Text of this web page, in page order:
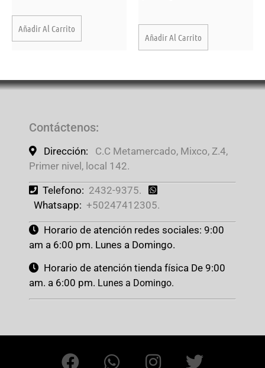
Añadir Al Carrito
Añadir Al Carrito
Contáctenos:
Dirección:
C.C Metamercado, Mixco, Z.4,
Primer nivel, local 142.
Telefono: 2432-9375.
Whatsapp: +50247412305.
Horario de atención redes sociales: 9:00
am a 6:00 pm. Lunes a Domingo.
Horario de atención tienda física De 9:00
am. a 6:00 pm. Lunes a Domingo.